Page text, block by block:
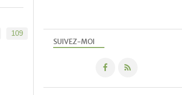
109
SUIVEZ-MOI